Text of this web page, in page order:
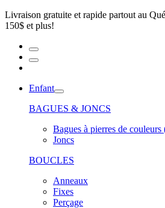
Livraison gratuite et rapide partout au
150$ et plus!
Enfant
BAGUES & JONCS
Bagues à pierres de couleurs
Joncs
BOUCLES
Anneaux
Fixes
Perçage